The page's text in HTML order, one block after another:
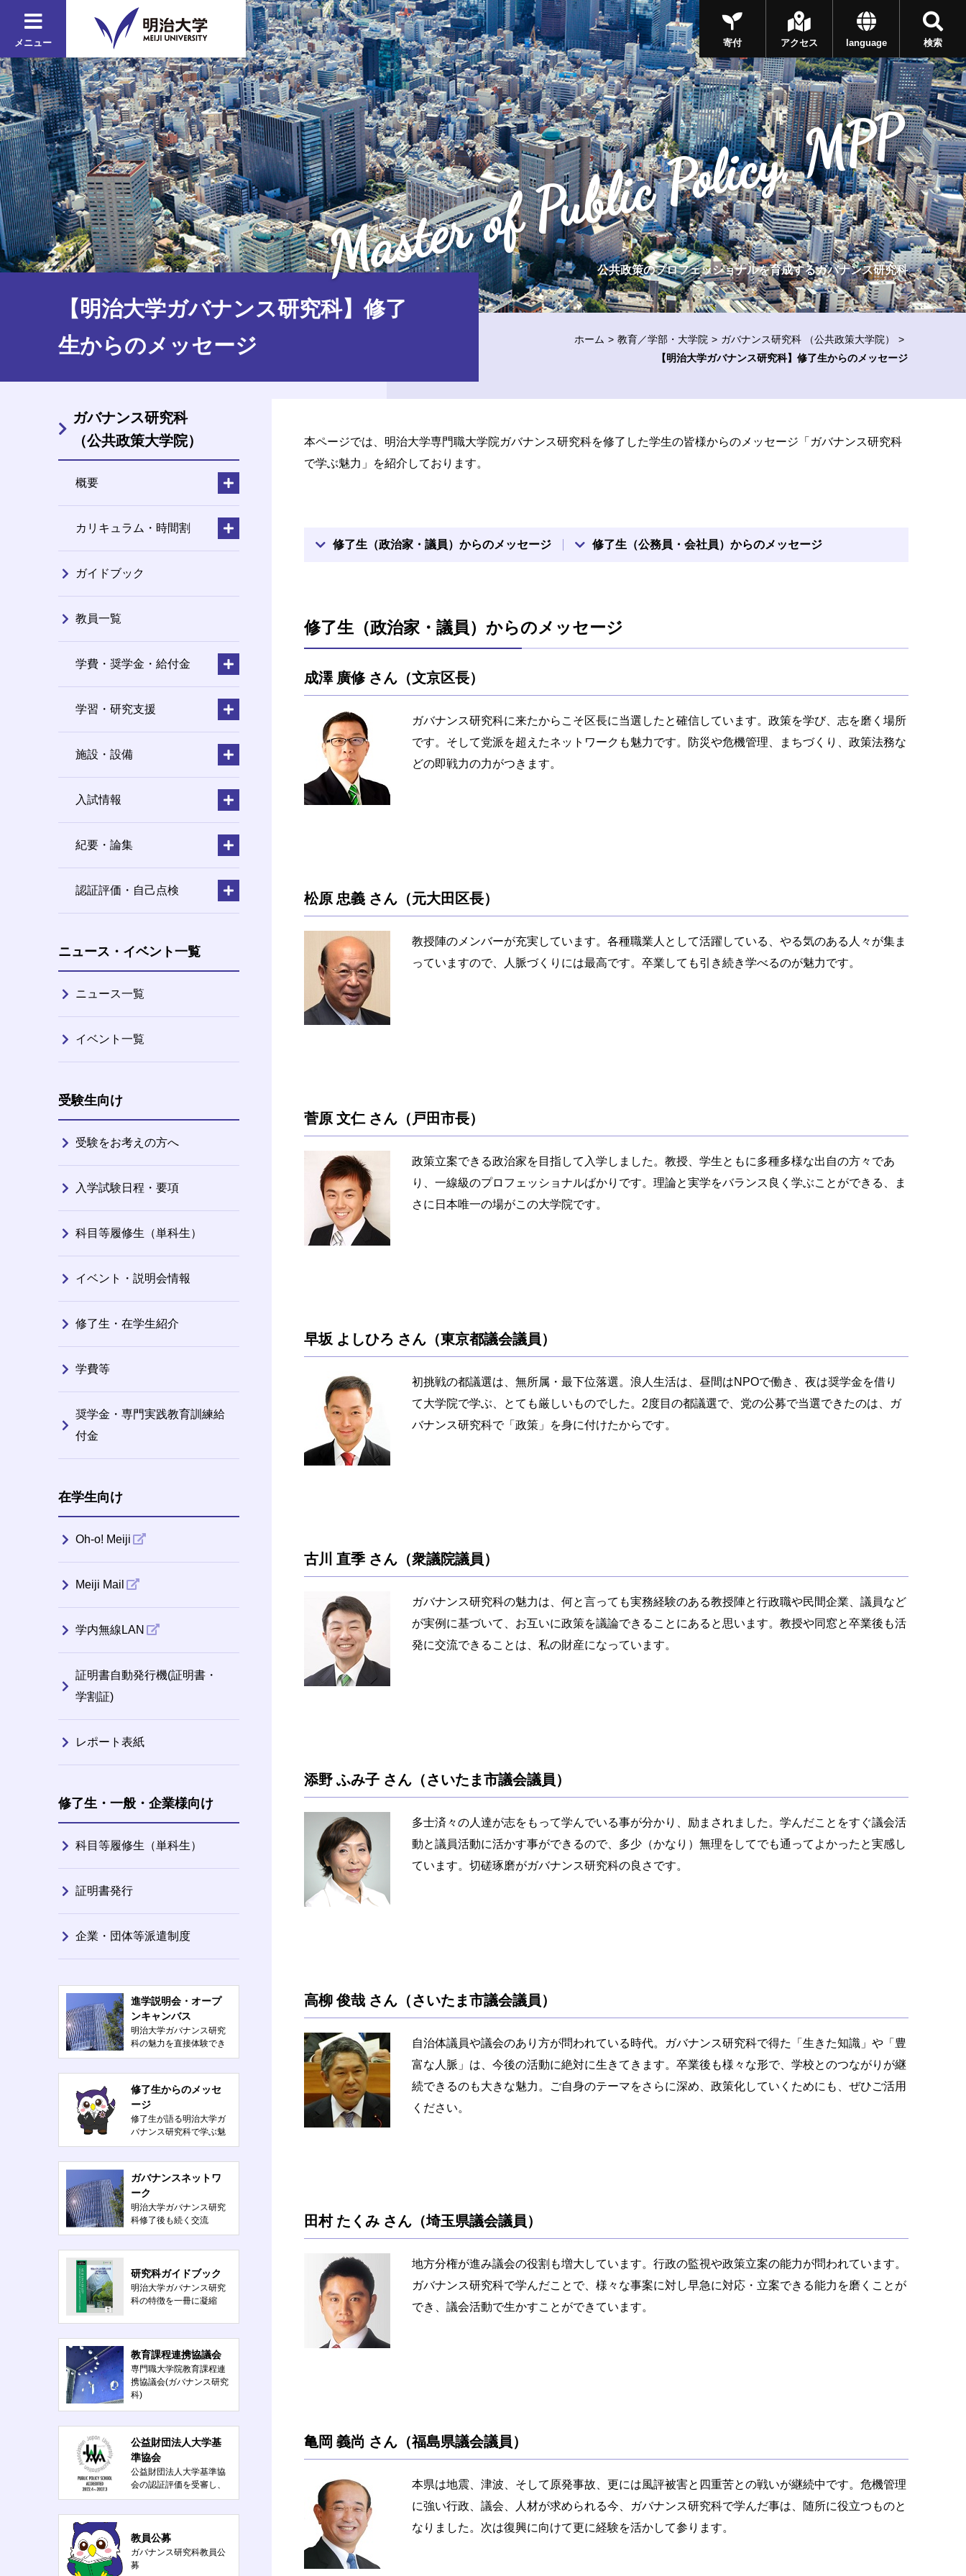
メニュー 検索
language
アクセス
寄付
Master of Public Policy, MPP
公共政策のプロフェッショナルを育成するガバナンス研究科
【明治大学ガバナンス研究科】修了
生からのメッセージ
ホーム 教育／学部・大学院
ガバナンス研究科 （公共政策大学院）
【明治大学ガバナンス研究科】修了生からのメッセージ
本ページでは、明治大学専門職大学院ガバナンス研究科を修了した学生の皆様からのメッセージ「ガバナンス研究科
で学ぶ魅力」を紹介しております。
修了生（政治家・議員）からのメッセージ 修了生（公務員・会社員）からのメッセージ
修了生（政治家・議員）からのメッセージ
成澤 廣修 さん（文京区長）
ガバナンス研究科に来たからこそ区長に当選したと確信しています。政策を学び、志を磨く場所
です。そして党派を超えたネットワークも魅力です。防災や危機管理、まちづくり、政策法務な
どの即戦力の力がつきます。
松原 忠義 さん（元大田区長）
教授陣のメンバーが充実しています。各種職業人として活躍している、やる気のある人々が集ま
っていますので、人脈づくりには最高です。卒業しても引き続き学べるのが魅力です。
菅原 文仁 さん（戸田市長）
政策立案できる政治家を目指して入学しました。教授、学生ともに多種多様な出自の方々であ
り、一線級のプロフェッショナルばかりです。理論と実学をバランス良く学ぶことができる、ま
さに日本唯一の場がこの大学院です。
早坂 よしひろ さん（東京都議会議員）
初挑戦の都議選は、無所属・最下位落選。浪人生活は、昼間はNPOで働き、夜は奨学金を借り
て大学院で学ぶ、とても厳しいものでした。2度目の都議選で、党の公募で当選できたのは、ガ
バナンス研究科で「政策」を身に付けたからです。
古川 直季 さん（衆議院議員）
ガバナンス研究科の魅力は、何と言っても実務経験のある教授陣と行政職や民間企業、議員など
が実例に基づいて、お互いに政策を議論できることにあると思います。教授や同窓と卒業後も活
発に交流できることは、私の財産になっています。
添野 ふみ子 さん（さいたま市議会議員）
多士済々の人達が志をもって学んでいる事が分かり、励まされました。学んだことをすぐ議会活
動と議員活動に活かす事ができるので、多少（かなり）無理をしてでも通ってよかったと実感し
ています。切磋琢磨がガバナンス研究科の良さです。
高柳 俊哉 さん（さいたま市議会議員）
自治体議員や議会のあり方が問われている時代。ガバナンス研究科で得た「生きた知識」や「豊
富な人脈」は、今後の活動に絶対に生きてきます。卒業後も様々な形で、学校とのつながりが継
続できるのも大きな魅力。ご自身のテーマをさらに深め、政策化していくためにも、ぜひご活用
ください。
田村 たくみ さん（埼玉県議会議員）
地方分権が進み議会の役割も増大しています。行政の監視や政策立案の能力が問われています。
ガバナンス研究科で学んだことで、様々な事案に対し早急に対応・立案できる能力を磨くことが
でき、議会活動で生かすことができています。
亀岡 義尚 さん（福島県議会議員）
本県は地震、津波、そして原発事故、更には風評被害と四重苦との戦いが継続中です。危機管理
に強い行政、議会、人材が求められる今、ガバナンス研究科で学んだ事は、随所に役立つものと
なりました。次は復興に向けて更に経験を活かして参ります。
ガバナンス研究科
（公共政策大学院）
概要
カリキュラム・時間割
ガイドブック
教員一覧
学費・奨学金・給付金
学習・研究支援
施設・設備
入試情報
紀要・論集
認証評価・自己点検
ニュース・イベント一覧
ニュース一覧
イベント一覧
受験生向け
受験をお考えの方へ
入学試験日程・要項
科目等履修生（単科生）
イベント・説明会情報
修了生・在学生紹介
学費等
奨学金・専門実践教育訓練給
付金
在学生向け
Oh-o! Meiji
Meiji Mail
学内無線LAN
証明書自動発行機(証明書・
学割証)
レポート表紙
修了生・一般・企業様向け
科目等履修生（単科生）
証明書発行
企業・団体等派遣制度
進学説明会・オープ
ンキャンバス
明治大学ガバナンス研究
科の魅力を直接体験でき
るイベント
修了生からのメッセ
ージ
修了生が語る明治大学ガ
バナンス研究科で学ぶ魅
力とは？
ガバナンスネットワ
ーク
明治大学ガバナンス研究
科修了後も続く交流
研究科ガイドブック
明治大学ガバナンス研究
科の特徴を一冊に凝縮
教育課程連携協議会
専門職大学院教育課程連
携協議会(ガバナンス研究
科)
公益財団法人大学基
準協会
公益財団法人大学基準協
会の認証評価を受審し、
「公共政策系専門職大学
教員公募
ガバナンス研究科教員公
募